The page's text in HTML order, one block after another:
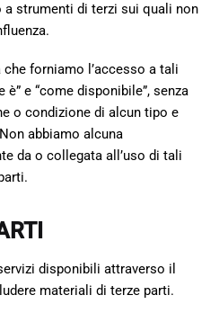
a strumenti di terzi sui quali non
forniamo l’accesso a tali
e “come disponibile”, senza
o condizione di alcun tipo e
abbiamo alcuna
da o collegata all’uso di tali
disponibili attraverso il
materiali di terze parti.